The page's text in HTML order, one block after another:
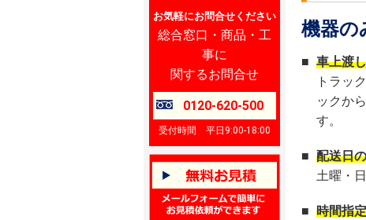
お気軽にお問合せください
総合窓口・商品・工
事に
関するお問合せ
0120-620-500
受付時間 平日9:00-18:00
機器の
■ 車上渡し
トラッ
ックか
す。
■ 配送日
土曜・
■ 時間指